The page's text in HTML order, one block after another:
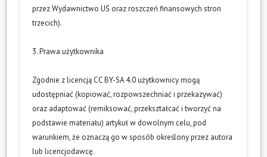
przez Wydawnictwo UŚ oraz roszczeń finansowych stron
trzecich).
3. Prawa użytkownika
Zgodnie z licencją CC BY-SA 4.0 użytkownicy mogą
udostępniać (kopiować, rozpowszechniać i przekazywać)
oraz adaptować (remiksować, przekształcać i tworzyć na
podstawie materiału) artykuł w dowolnym celu, pod
warunkiem, że oznaczą go w sposób określony przez autora
lub licencjodawcę.